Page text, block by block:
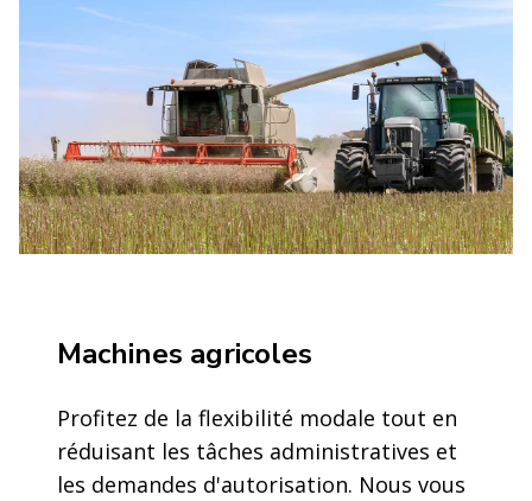
Machines agricoles
Profitez de la flexibilité modale tout en
réduisant les tâches administratives et
les demandes d'autorisation. Nous vous